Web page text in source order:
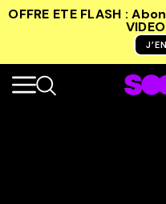
OFFRE ETE FLASH :